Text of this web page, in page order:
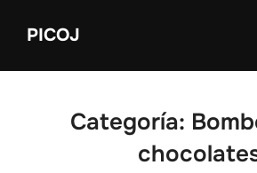
PICOJ
Categoría: